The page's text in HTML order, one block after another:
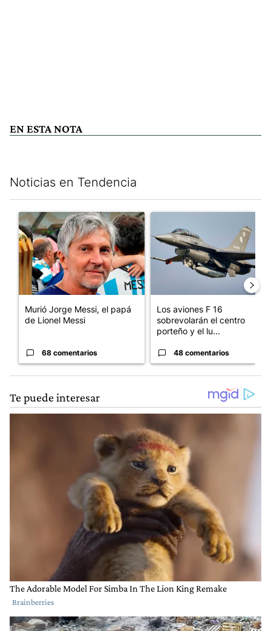
EN ESTA NOTA
Noticias en Tendencia
Un artículo de tendencia con el título "Murió Jorge Messi, el
Murió Jorge Messi, el papá
de Lionel Messi
68 comentarios
Los aviones F 16
sobrevolarán el centro
porteño y el lu...
48 comentarios